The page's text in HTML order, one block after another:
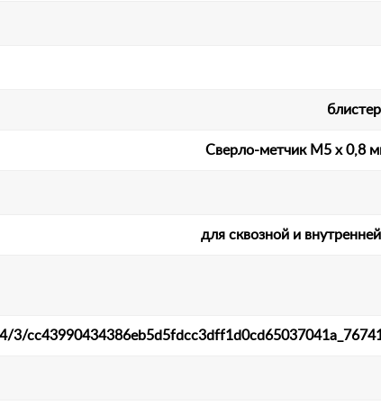
Сверло-метчик М5 х 0,8
для сквозной и
3/